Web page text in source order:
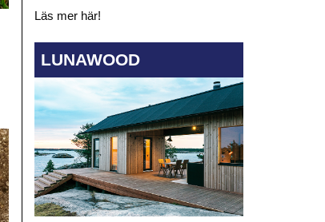
Läs mer här!
LUNAWOOD